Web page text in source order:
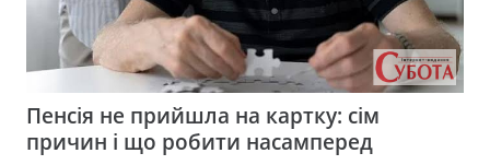
Пенсія не прийшла на картку: сім
причин і що робити насамперед